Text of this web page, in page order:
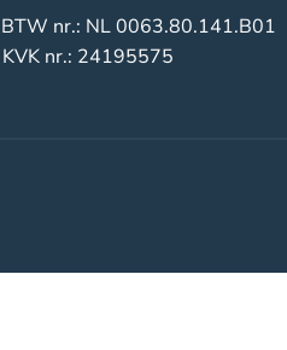
BTW nr.: NL 0063.80.141.B01
KVK nr.: 24195575